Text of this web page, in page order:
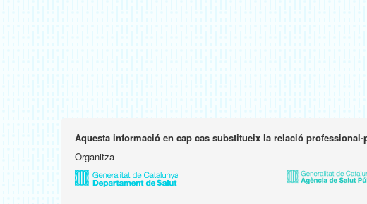
Aquesta informació en cap cas substitueix la relació
Organitza